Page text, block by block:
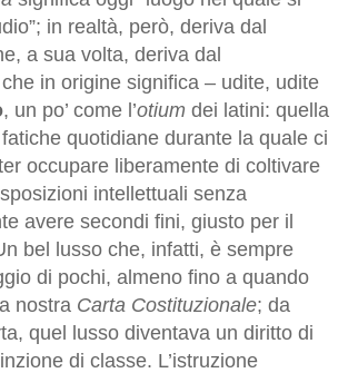
in realtà, però, deriva dal
a sua volta, deriva dal
in origine significa – udite, udite
, un po’ come l’otium dei latini: quella
quotidiane durante la quale ci
occupare liberamente di coltivare
intellettuali senza
avere secondi fini, giusto per il
bel lusso che, infatti, è sempre
di pochi, almeno fino a quando
nostra Carta Costituzionale; da
quel lusso diventava un diritto di
di classe. L’istruzione